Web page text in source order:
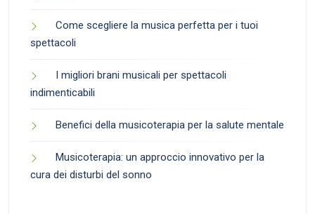
Come scegliere la musica perfetta per i tuoi
spettacoli
I migliori brani musicali per spettacoli
indimenticabili
Benefici della musicoterapia per la salute mentale
Musicoterapia: un approccio innovativo per la
cura dei disturbi del sonno